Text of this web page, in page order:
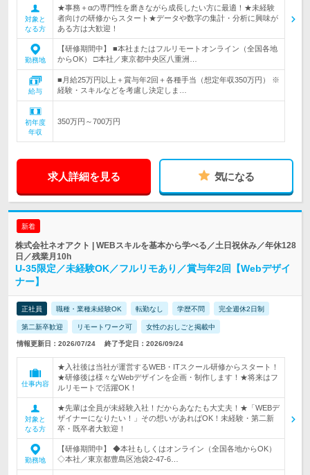
対象と
なる方
★事務＋αの専門性を磨きながら成長したい方に最適！★未経験
者向けの研修からスタート★データや数字の集計・分析に興味が
ある方は大歓迎！
勤務地
【研修期間中】 ■本社またはフルリモートオンライン（全国各地
からOK） □本社／東京都中央区八重洲…
給与
■月給25万円以上＋賞与年2回＋各種手当（想定年収350万円） ※
経験・スキルなどを考慮し決定しま…
初年度
年収
350万円～700万円
求人詳細を見る 気になる
新着
株式会社ネオアクト | WEBスキルを基本から学べる／土日祝休み／年休128
日／残業月10h
U-35限定／未経験OK／フルリモあり／賞与年2回【Webデザイ
ナー】
正社員 職種・業種未経験OK 転勤なし 学歴不問 完全週休2日制
第二新卒歓迎 リモートワーク可 女性のおしごと掲載中
情報更新日：2026/07/24 終了予定日：2026/09/24
仕事内容
★入社後は当社が運営するWEB・ITスクール研修からスタート！
★研修後は様々なWebデザインを企画・制作します！★将来はフ
ルリモートで活躍OK！
対象と
なる方
★先輩は全員が未経験入社！だからあなたも大丈夫！★「WEBデ
ザイナーになりたい！」その想いがあればOK！未経験・第二新
卒・既卒者大歓迎！
勤務地
【研修期間中】 ◆本社もしくはオンライン（全国各地からOK）
◇本社／東京都豊島区池袋2-47-6…